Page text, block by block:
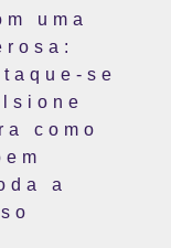
uma
se
como
a